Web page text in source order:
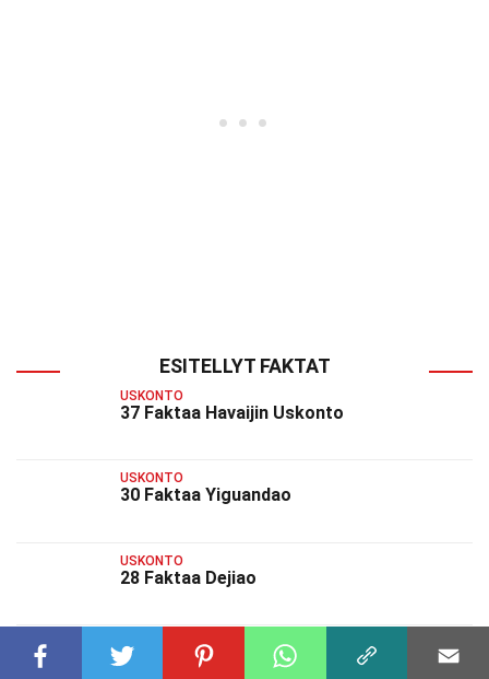
ESITELLYT FAKTAT
USKONTO
37 Faktaa Havaijin Uskonto
USKONTO
30 Faktaa Yiguandao
USKONTO
28 Faktaa Dejiao
USKONTO
39 Faktaa Anito